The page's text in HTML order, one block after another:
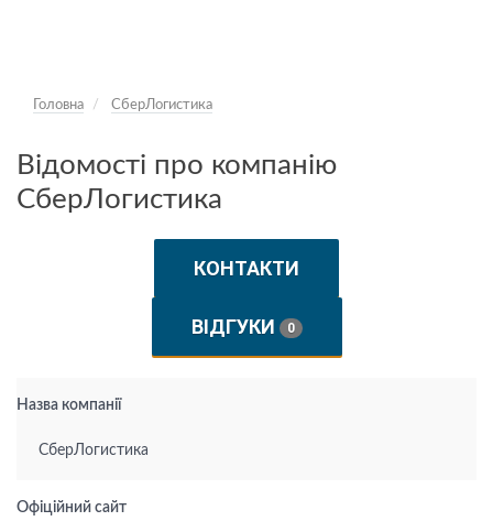
Головна СберЛогистика
Відомості про компанію
СберЛогистика
КОНТАКТИ
ВІДГУКИ 0
Назва компанії
СберЛогистика
Офіційний сайт